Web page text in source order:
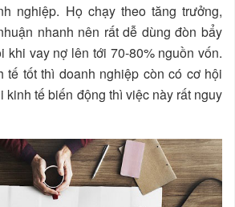
nghiệp. Họ chạy theo tăng trưởng,
nhanh nên rất dễ dùng đòn bẩy
khi vay nợ lên tới 70-80% nguồn vốn.
tế tốt thì doanh nghiệp còn có cơ hội
kinh tế biến động thì việc này rất nguy